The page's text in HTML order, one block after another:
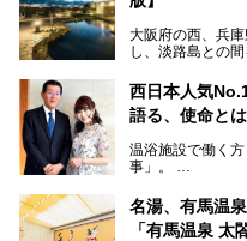
の観光スポット
盛り込んだ日帰
大阪府の西、兵
し、淡路島との
華街をはじめ、
人気観光スポッ
そして、温泉好
湯です。そのお
スーパー銭湯が
きます！
西日本人気
語る、使命と
温浴施設で働く
事」。
ング西日本1位、
「神戸みなと温
名湯、有馬温
「有馬温泉 太